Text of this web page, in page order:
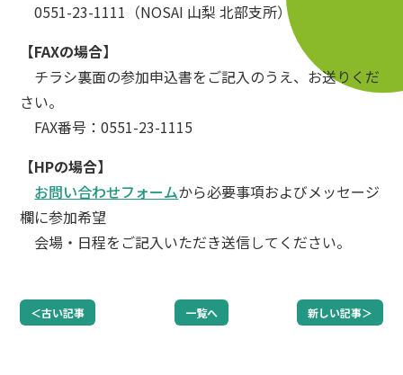
0551-23-1111（NOSAI 山梨 北部支所）
【FAXの場合】
チラシ裏面の参加申込書をご記入のうえ、お送りくだ
さい。
FAX番号：0551-23-1115
【HPの場合】
お問い合わせフォームから必要事項およびメッセージ
欄に参加希望
会場・日程をご記入いただき送信してください。
＜古い記事 一覧へ 新しい記事＞